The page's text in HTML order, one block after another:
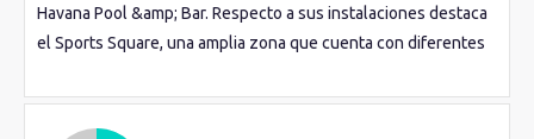
Havana Pool &amp; Bar. Respecto a sus instalaciones destaca
el Sports Square, una amplia zona que cuenta con diferentes
los amigos. También incluye el nuevoSkyRide, una cabina a
pedales suspendida en el aire que te permitirá rodear el barco